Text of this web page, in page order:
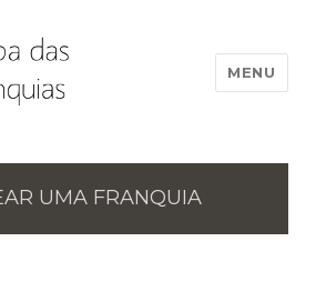
MENU
UMA FRANQUIA